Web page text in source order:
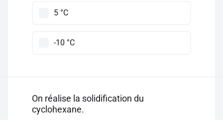
5 °C
-10 °C
On réalise la solidification du
cyclohexane.